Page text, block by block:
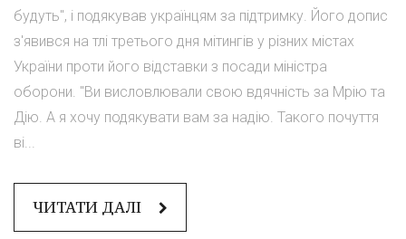
будуть", і подякував українцям за підтримку. Його допис
з'явився на тлі третього дня мітингів у різних містах
України проти його відставки з посади міністра
оборони. "Ви висловлювали свою вдячність за Мрію та
Дію. А я хочу подякувати вам за надію. Такого почуття
ві...
ЧИТАТИ ДАЛІ